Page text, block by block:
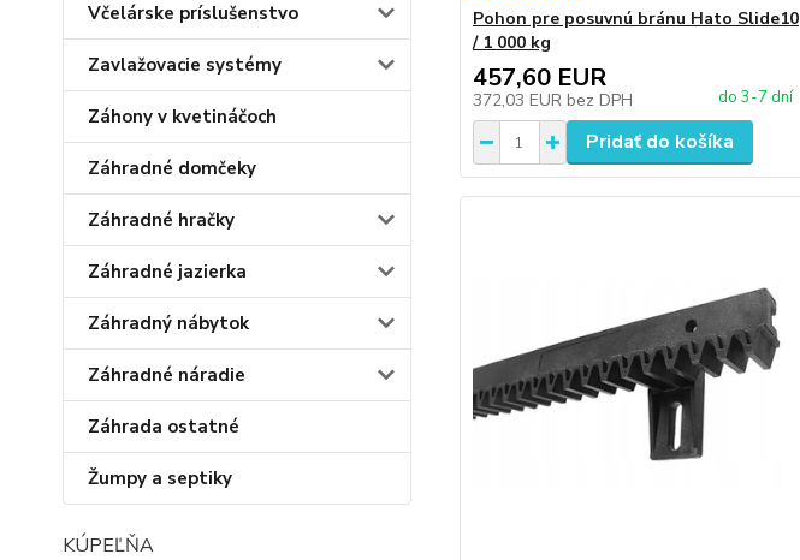
Včelárske príslušenstvo
Zavlažovacie systémy
Záhony v kvetináčoch
Záhradné domčeky
Záhradné hračky
Záhradné jazierka
Záhradný nábytok
Záhradné náradie
Záhrada ostatné
Žumpy a septiky
KÚPEĽŇA
Pohon pre posuvnú bránu Hato Slide10
/ 1 000 kg
457,60 EUR
372,03 EUR bez DPH do 3-7 dní
Pridať do košíka